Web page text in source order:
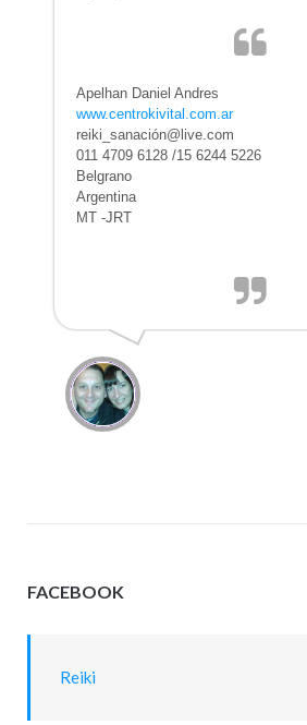
Apelhan Daniel Andres
www.centrokivital.com.ar
reiki_sanación@live.com
011 4709 6128 /15 6244 5226
Belgrano
Argentina
MT -JRT
FACEBOOK
Reiki